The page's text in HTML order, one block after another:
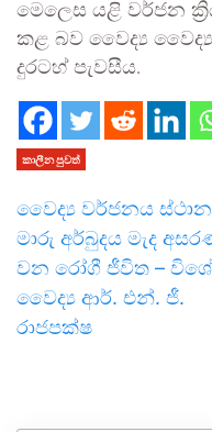
මෙලෙස යළි වර්ජන
කළ බව වෛද්‍ය වෛද්‍ය
දුරටහ් පැවසීය.
කාලීන පුවත්
වෛද්‍ය වර්ජනය ස්ථාන
මාරු අර්බුදය මැද
වන රෝගී ජීවිත –
වෛද්‍ය ආර්. එන්. ජී.
රාජපක්ෂ